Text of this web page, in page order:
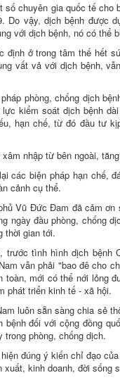
số chuyên gia quốc tế
Do vậy, dịch bệnh được
với dịch bệnh, nó có thể
định ở trong tâm thế hết
vất vả với dịch bệnh,
phòng, chống dịch
kiểm soát dịch bệnh
hạn chế, từ đó đầu tư
nhập từ bên ngoài,
các biện pháp hạn chế,
cảnh cụ thể.
Vũ Đức Đam đã cảm
ngày đầu phòng, chống
thời gian tới.
tình hình dịch bệnh
vẫn phải "bao đê cho
toàn, mới có thể nới lỏng
phát triển kinh tế - xã hội.
luôn sẵn sàng chia sẻ
bệnh đối với cộng đồng
phòng, chống dịch.
đúng ý kiến chỉ đạo
kinh doanh, đời sống